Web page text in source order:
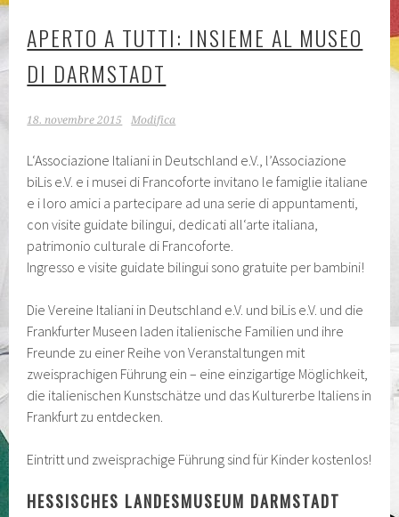
APERTO A TUTTI: INSIEME AL MUSEO
DI DARMSTADT
18. novembre 2015 Modifica
L‘Associazione Italiani in Deutschland e.V., l’Associazione
biLis e.V. e i musei di Francoforte invitano le famiglie italiane
e i loro amici a partecipare ad una serie di appuntamenti,
con visite guidate bilingui, dedicati all‘arte italiana,
patrimonio culturale di Francoforte.
Ingresso e visite guidate bilingui sono gratuite per bambini!
Die Vereine Italiani in Deutschland e.V. und biLis e.V. und die
Frankfurter Museen laden italienische Familien und ihre
Freunde zu einer Reihe von Veranstaltungen mit
zweisprachigen Führung ein – eine einzigartige Möglichkeit,
die italienischen Kunstschätze und das Kulturerbe Italiens in
Frankfurt zu entdecken.
Eintritt und zweisprachige Führung sind für Kinder kostenlos!
HESSISCHES LANDESMUSEUM DARMSTADT